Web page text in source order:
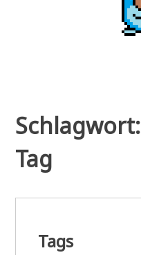
Schlagwort:
Tag
Tags